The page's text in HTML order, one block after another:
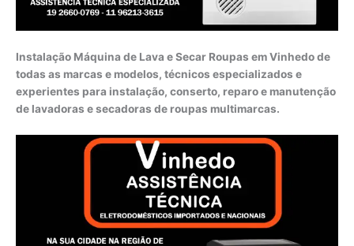
Instalação Máquina de Lava e Secar Roupas em Vinhedo de
todas as marcas e modelos, técnicos especializados e
experientes para instalação, conserto, reparo e manutenção
de lavadoras e secadoras de roupas multimarcas.